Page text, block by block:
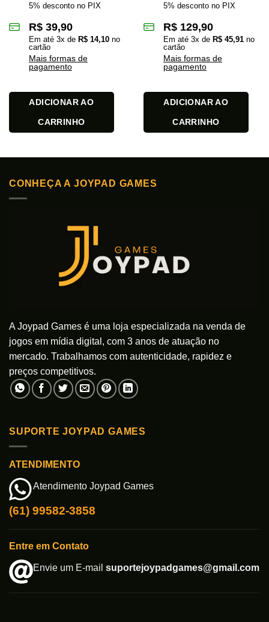
5% desconto no PIX
R$ 39,90
Em até 3x de R$ 14,10 no
cartão
Mais formas de
pagamento
ADICIONAR AO
CARRINHO
5% desconto no PIX
R$ 129,90
Em até 3x de R$ 45,91 no
cartão
Mais formas de
pagamento
ADICIONAR AO
CARRINHO
CONHEÇA A JOYPAD GAMES
A Joypad Games é uma loja especializada na venda de
jogos em mídia digital, com 3 anos de atuação no
mercado. Trabalhamos com autenticidade, rapidez e
preços competitivos.
SUPORTE JOYPAD GAMES
ATENDIMENTO
Atendimento Joypad Games
(61) 99582-3858
Entre em Contato
Envie um E-mail suportejoypadgames@gmail.com